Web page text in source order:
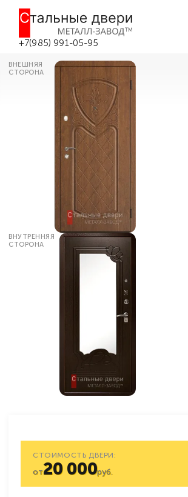
+7(985) 991-05-95
Входная дверь в квартиру с
зеркалом №46 в Боровске
ВНЕШНЯЯ
СТОРОНА
ВНУТРЕННЯЯ
СТОРОНА
СТОИМОСТЬ ДВЕРИ:
от20 000руб.